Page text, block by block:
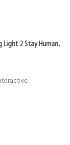
Light 2 Stay Human,